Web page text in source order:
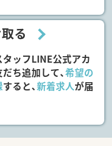
る
タッフLINE公式アカ
ち追加して、希望の
すると、新着求人が届